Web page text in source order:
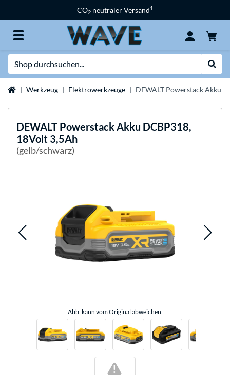
CO2 neutraler Versand1
StartseiteWerkzeug Elektrowerkzeuge DEWALT Powerstack Akku
DEWALT Powerstack Akku DCBP318,
18Volt 3,5Ah
(gelb/schwarz)
Abb. kann vom Original abweichen.
!